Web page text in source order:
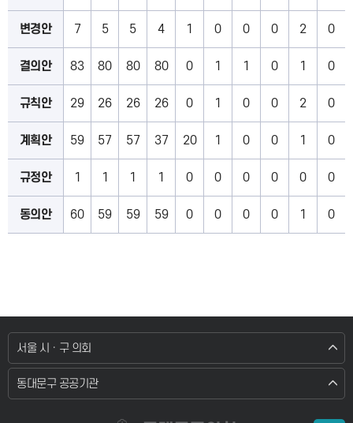
변경안 7 5 5 4 1 0 0 0 2 0
결의안 83 80 80 80 0 1 1 0 1 0
규칙안 29 26 26 26 0 1 0 0 2 0
계획안 59 57 57 37 20 1 0 0 1 0
규정안 1 1 1 1 0 0 0 0 0 0
동의안 60 59 59 59 0 0 0 0 1 0
서울 시 · 구 의회
동대문구 공공기관